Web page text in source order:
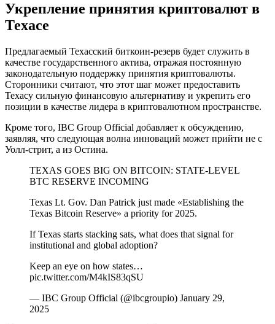
Укрепление принятия криптовалют в
Техасе
Предлагаемый Техасский биткоин-резерв будет служить в
качестве государственного актива, отражая постоянную
законодательную поддержку принятия криптовалюты.
Сторонники считают, что этот шаг может предоставить
Техасу сильную финансовую альтернативу и укрепить его
позиции в качестве лидера в криптовалютном пространстве.
Кроме того, IBC Group Official добавляет к обсуждению,
заявляя, что следующая волна инноваций может прийти не с
Уолл-стрит, а из Остина.
TEXAS GOES BIG ON BITCOIN: STATE-LEVEL
BTC RESERVE INCOMING
Texas Lt. Gov. Dan Patrick just made «Establishing the
Texas Bitcoin Reserve» a priority for 2025.
If Texas starts stacking sats, what does that signal for
institutional and global adoption?
Keep an eye on how states…
pic.twitter.com/M4kIS83qSU
— IBC Group Official (@ibcgroupio) January 29,
2025